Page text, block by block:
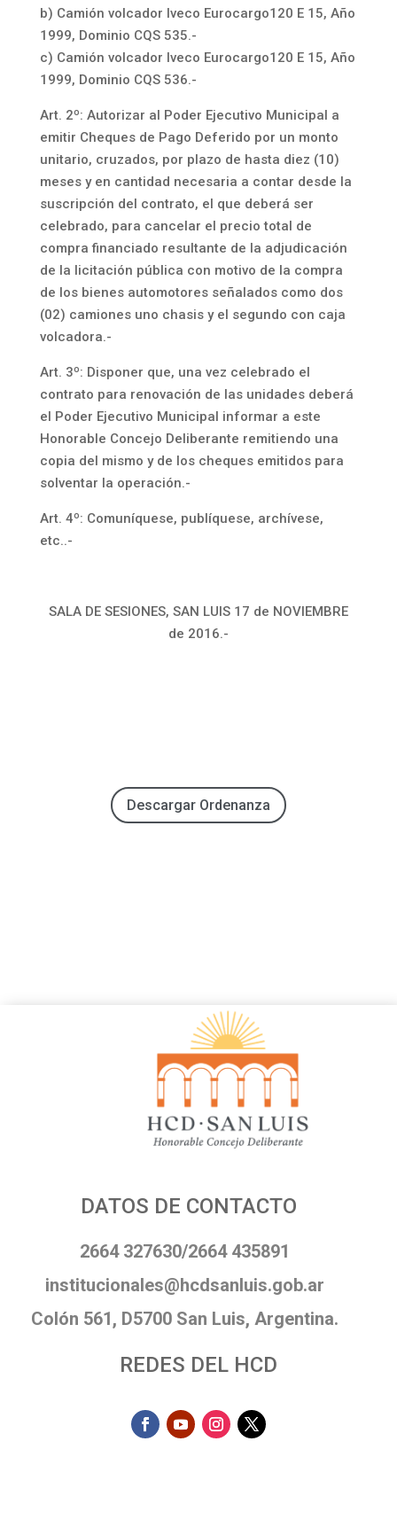
b) Camión volcador Iveco Eurocargo120 E 15, Año
1999, Dominio CQS 535.-
c) Camión volcador Iveco Eurocargo120 E 15, Año
1999, Dominio CQS 536.-
Art. 2º: Autorizar al Poder Ejecutivo Municipal a
emitir Cheques de Pago Deferido por un monto
unitario, cruzados, por plazo de hasta diez (10)
meses y en cantidad necesaria a contar desde la
suscripción del contrato, el que deberá ser
celebrado, para cancelar el precio total de
compra financiado resultante de la adjudicación
de la licitación pública con motivo de la compra
de los bienes automotores señalados como dos
(02) camiones uno chasis y el segundo con caja
volcadora.-
Art. 3º: Disponer que, una vez celebrado el
contrato para renovación de las unidades deberá
el Poder Ejecutivo Municipal informar a este
Honorable Concejo Deliberante remitiendo una
copia del mismo y de los cheques emitidos para
solventar la operación.-
Art. 4º: Comuníquese, publíquese, archívese,
etc..-
SALA DE SESIONES, SAN LUIS 17 de NOVIEMBRE
de 2016.-
Descargar Ordenanza
DATOS DE CONTACTO
2664 327630/2664 435891
institucionales@hcdsanluis.gob.ar
Colón 561, D5700 San Luis, Argentina.
REDES DEL HCD